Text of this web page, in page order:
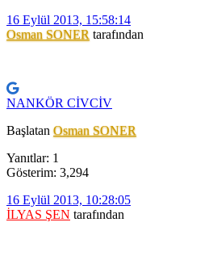
16 Eylül 2013, 15:58:14
Osman SONER tarafından
NANKÖR CİVCİV
BaşlatanOsman SONER
Yanıtlar: 1
Gösterim: 3,294
16 Eylül 2013, 10:28:05
İLYAS ŞEN tarafından